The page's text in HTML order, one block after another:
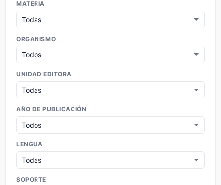
MATERIA
ORGANISMO
UNIDAD EDITORA
AÑO DE PUBLICACIÓN
LENGUA
SOPORTE